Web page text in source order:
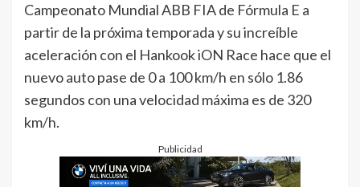
Campeonato Mundial ABB FIA de Fórmula E a
partir de la próxima temporada y su increíble
aceleración con el Hankook iON Race hace que el
nuevo auto pase de 0 a 100 km/h en sólo 1.86
segundos con una velocidad máxima es de 320
km/h.
Publicidad